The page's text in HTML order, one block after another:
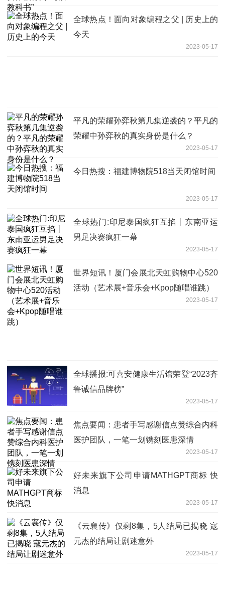
全球热点！面向对象编程之父 | 历史上的
今天
2023-05-17
平凡的荣耀孙弈秋第几集逆袭的？平凡的
荣耀中孙弈秋的真实身份是什么？
2023-05-17
今日热搜：福建博物院518当天闭馆时间
2023-05-17
全球热门:印尼泰国疯狂互掐丨东南亚运
男足决赛疯狂一幕
2023-05-17
世界短讯！厦门会展北天虹购物中心520
活动（艺术展+音乐会+Kpop随唱谁跳）
2023-05-17
全球播报:可喜安健康生活馆荣登“2023齐
鲁诚信品牌榜”
2023-05-17
焦点要闻：患者手写感谢信点赞综合内科
医护团队，一笔一划镌刻医患深情
2023-05-17
好未来旗下公司申请MATHGPT商标 快
消息
2023-05-17
《云襄传》仅剩8集，5人结局已揭晓 寇
元杰的结局让剧迷意外
2023-05-17